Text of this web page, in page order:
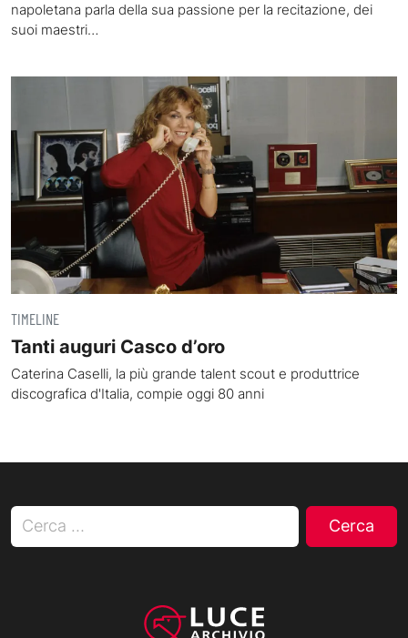
napoletana parla della sua passione per la recitazione, dei
suoi maestri…
TIMELINE
Tanti auguri Casco d’oro
Caterina Caselli, la più grande talent scout e produttrice
discografica d'Italia, compie oggi 80 anni
Ricerca per: